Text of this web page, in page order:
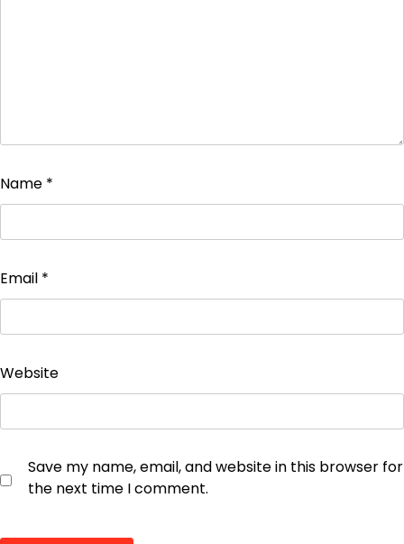
Name *
Email *
Website
Save my name, email, and website in this browser for
the next time I comment.